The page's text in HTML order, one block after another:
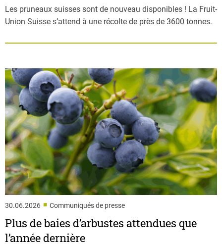
Les pruneaux suisses sont de nouveau disponibles ! La Fruit-
Union Suisse s’attend à une récolte de près de 3600 tonnes.
30.06.2026 ■ Communiqués de presse
Plus de baies d’arbustes attendues que
l’année dernière